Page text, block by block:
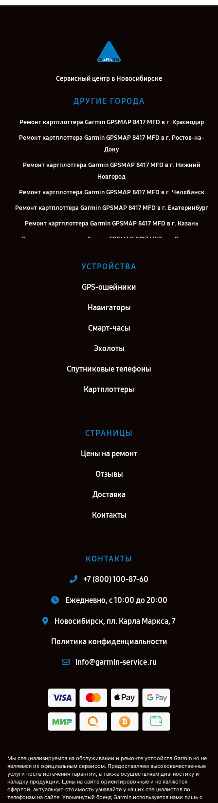
Сервисный центр в Новосибирске
ДРУГИЕ ГОРОДА
Ремонт картплоттера Garmin GPSMAP 8417 MFD в г. Краснодар
Ремонт картплоттера Garmin GPSMAP 8417 MFD в г. Ростов-на-
Дону
Ремонт картплоттера Garmin GPSMAP 8417 MFD в г. Нижний
Новгород
Ремонт картплоттера Garmin GPSMAP 8417 MFD в г. Челябинск
Ремонт картплоттера Garmin GPSMAP 8417 MFD в г. Екатеринбург
Ремонт картплоттера Garmin GPSMAP 8417 MFD в г. Казань
Ремонт картплоттера Garmin GPSMAP 8417 MFD в г. Воронеж
Ремонт картплоттера Garmin GPSMAP 8417 MFD в г. Самара
Ремонт картплоттера Garmin GPSMAP 8417 MFD в г. Киров
Петербург
УСТРОЙСТВА
GPS-ошейники
Навигаторы
Смарт-часы
Эхолоты
Спутниковые телефоны
Картплоттеры
СТРАНИЦЫ
Цены на ремонт
Отзывы
Доставка
Контакты
КОНТАКТЫ
+7 (800) 100-87-60
Ежедневно, с 10:00 до 20:00
Новосибирск, пл. Карла Маркса, 7
Политика конфиденциальности
info@garmin-service.ru
Мы специализируемся на обслуживании и ремонте устройств Garmin но не
являемся их официальным сервисом. Предоставляем высококачественные
услуги после истечения гарантии, а также осуществляем диагностику и
наладку продукции. Цены на сайте ориентировочные и не являются
офертой, актуальную стоимость узнавайте у наших специалистов по
телефонам на сайте. Упомянутый бренд Garmin используется нами лишь с